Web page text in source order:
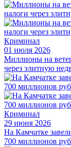
Криминал
01 июля 2026
Миллионы на
через элитную
Криминал
29 июня 2026
На Камчатке
700 миллионов